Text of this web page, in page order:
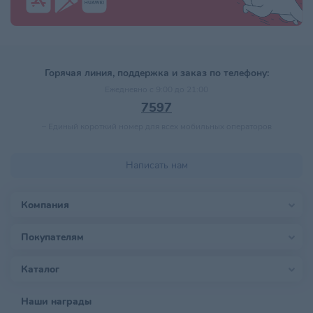
Горячая линия, поддержка и заказ по телефону:
7597
Написать нам
Компания
Покупателям
Каталог
Наши награды